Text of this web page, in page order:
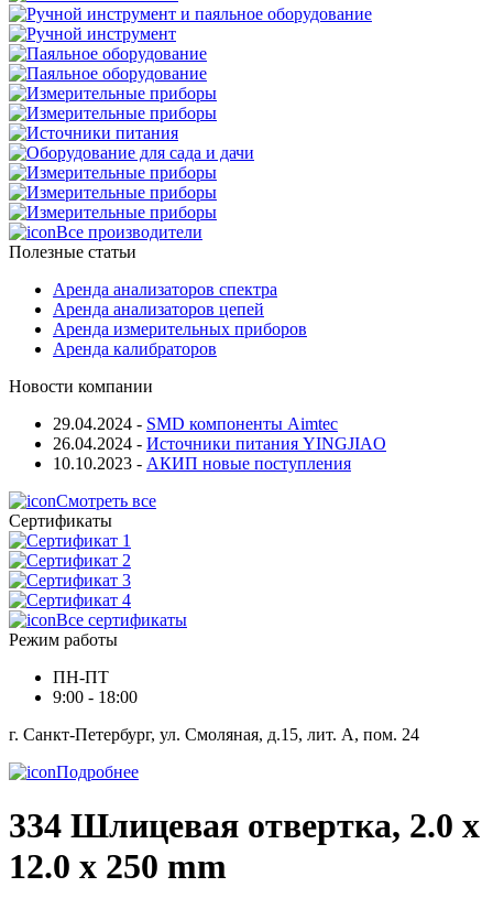
Все производители
Полезные статьи
Аренда анализаторов спектра
Аренда анализаторов цепей
Аренда измерительных приборов
Аренда калибраторов
Новости компании
29.04.2024 - SMD компоненты Aimtec
26.04.2024 - Источники питания YINGJIAO
10.10.2023 - АКИП новые поступления
Смотреть все
Сертификаты
Все сертификаты
Режим работы
ПН-ПТ
9:00 - 18:00
г. Санкт-Петербург, ул. Смоляная, д.15, лит. А, пом. 24
Подробнее
334 Шлицевая отвертка, 2.0 x
12.0 x 250 mm